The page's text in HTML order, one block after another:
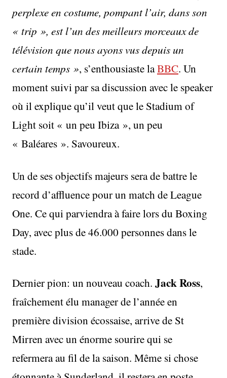
perplexe en costume, pompant l’air, dans son
« trip », est l’un des meilleurs morceaux de
télévision que nous ayons vus depuis un
certain temps », s’enthousiaste laBBC. Un
moment suivi par sa discussion avec le speaker
où il explique qu’il veut que le Stadium of
Light soit « un peu Ibiza », un peu
« Baléares ». Savoureux.
Un de ses objectifs majeurs sera de battre le
record d’affluence pour un match de League
One. Ce qui parviendra à faire lors du Boxing
Day, avec plus de 46.000 personnes dans le
stade.
Dernier pion: un nouveau coach. Jack Ross,
fraîchement élu manager de l’année en
première division écossaise, arrive de St
Mirren avec un énorme sourire qui se
refermera au fil de la saison. Même si chose